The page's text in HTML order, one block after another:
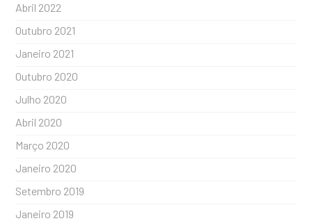
Abril 2022
Outubro 2021
Janeiro 2021
Outubro 2020
Julho 2020
Abril 2020
Março 2020
Janeiro 2020
Setembro 2019
Janeiro 2019